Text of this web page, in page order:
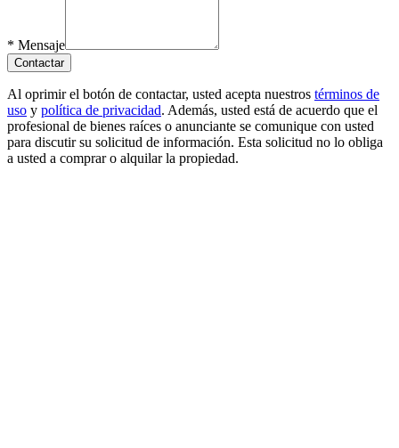
* Mensaje
Contactar
Al oprimir el botón de contactar, usted acepta nuestros términos de
uso y política de privacidad. Además, usted está de acuerdo que el
profesional de bienes raíces o anunciante se comunique con usted
para discutir su solicitud de información. Esta solicitud no lo obliga
a usted a comprar o alquilar la propiedad.